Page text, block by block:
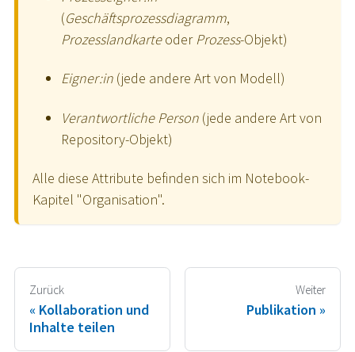
(Geschäftsprozessdiagramm,
Prozesslandkarteoder Prozess-Objekt)
Eigner:in (jede andere Art von Modell)
Verantwortliche Person (jede andere Art von
Repository-Objekt)
Alle diese Attribute befinden sich im Notebook-
Kapitel "Organisation".
Zurück
Kollaboration und
Inhalte teilen
Weiter
Publikation